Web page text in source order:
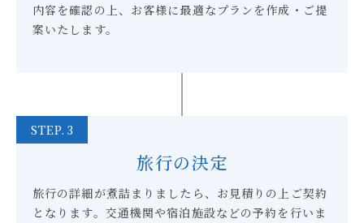
内容を確認の上、お客様に最適なプランを作成・ご提
案いたします。
STEP.3
旅行の決定
旅行の詳細が煮詰まりましたら、お見積りの上ご契約
となります。交通機関や宿泊施設などの予約を行いま